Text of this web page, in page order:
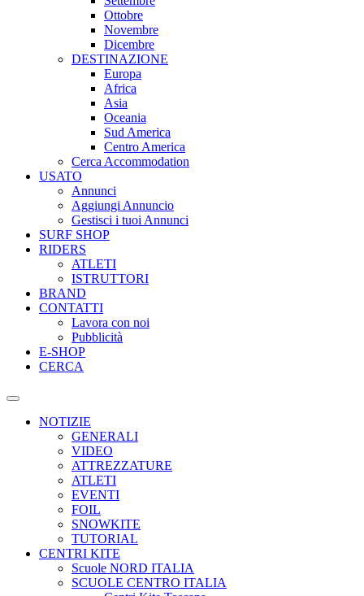
Ottobre
Novembre
Dicembre
DESTINAZIONE
Europa
Africa
Asia
Oceania
Sud America
Centro America
Cerca Accommodation
USATO
Annunci
Aggiungi Annuncio
Gestisci i tuoi Annunci
SURF SHOP
RIDERS
ATLETI
ISTRUTTORI
BRAND
CONTATTI
Lavora con noi
Pubblicità
E-SHOP
CERCA
NOTIZIE
GENERALI
VIDEO
ATTREZZATURE
ATLETI
EVENTI
FOIL
SNOWKITE
TUTORIAL
CENTRI KITE
Scuole NORD ITALIA
SCUOLE CENTRO ITALIA